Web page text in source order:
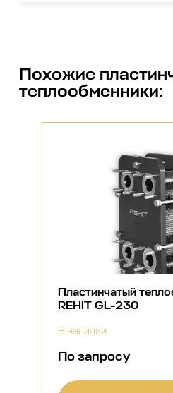
Похожие
теплообменники:
Пластинчатый
REHIT GL-230
В наличии
По запросу